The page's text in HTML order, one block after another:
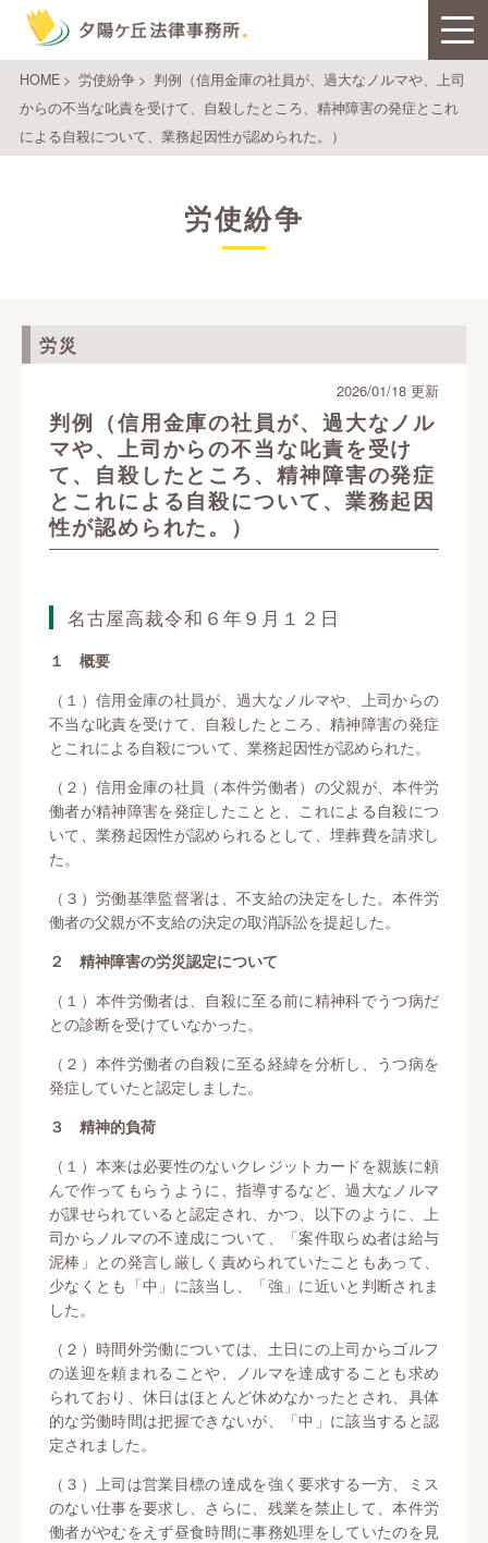
HOME> 労使紛争> 判例（信用金庫の社員が、過大なノルマや、上司
からの不当な叱責を受けて、自殺したところ、精神障害の発症とこれ
による自殺について、業務起因性が認められた。）
労使紛争
労災
判例（信用金庫の社員が、過大なノル
マや、上司からの不当な叱責を受け
て、自殺したところ、精神障害の発症
とこれによる自殺について、業務起因
性が認められた。）
2026/01/18 更新
名古屋高裁令和６年９月１２日
１ 概要
（１）信用金庫の社員が、過大なノルマや、上司からの
不当な叱責を受けて、自殺したところ、精神障害の発症
とこれによる自殺について、業務起因性が認められた。
（２）信用金庫の社員（本件労働者）の父親が、本件労
働者が精神障害を発症したことと、これによる自殺につ
いて、業務起因性が認められるとして、埋葬費を請求し
た。
（３）労働基準監督署は、不支給の決定をした。本件労
働者の父親が不支給の決定の取消訴訟を提起した。
２ 精神障害の労災認定について
（１）本件労働者は、自殺に至る前に精神科でうつ病だ
との診断を受けていなかった。
（２）本件労働者の自殺に至る経緯を分析し、うつ病を
発症していたと認定しました。
３ 精神的負荷
（１）本来は必要性のないクレジットカードを親族に頼
んで作ってもらうように、指導するなど、過大なノルマ
が課せられていると認定され、かつ、以下のように、上
司からノルマの不達成について、「案件取らぬ者は給与
泥棒」との発言し厳しく責められていたこともあって、
少なくとも「中」に該当し、「強」に近いと判断されま
した。
（２）時間外労働については、土日にの上司からゴルフ
の送迎を頼まれることや、ノルマを達成することも求め
られており、休日はほとんど休めなかったとされ、具体
的な労働時間は把握できないが、「中」に該当すると認
定されました。
（３）上司は営業目標の達成を強く要求する一方、ミス
のない仕事を要求し、さらに、残業を禁止して、本件労
働者がやむをえず昼食時間に事務処理をしていたのを見